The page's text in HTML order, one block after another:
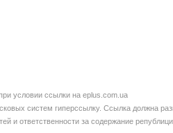
условии ссылки на eplus.com.ua
систем гиперссылку. Ссылка должна
и ответственности за содержание